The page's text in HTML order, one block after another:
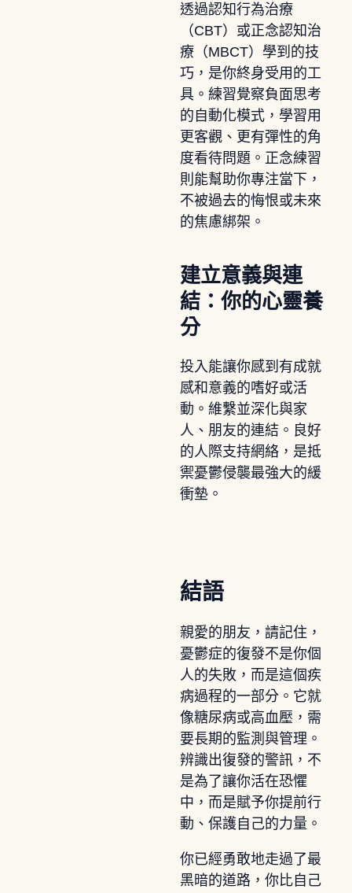
透過認知行為治療
（CBT）或正念認知治
療（MBCT）學到的技
巧，是你終身受用的工
具。練習覺察負面思考
的自動化模式，學習用
更客觀、更有彈性的角
度看待問題。正念練習
則能幫助你專注當下，
不被過去的悔恨或未來
的焦慮綁架。
建立意義與連
結：你的心靈養
分
投入能讓你感到有成就
感和意義的嗜好或活
動。維繫並深化與家
人、朋友的連結。良好
的人際支持網絡，是抵
禦憂鬱侵襲最強大的緩
衝墊。
結語
親愛的朋友，請記住，
憂鬱症的復發不是你個
人的失敗，而是這個疾
病過程的一部分。它就
像糖尿病或高血壓，需
要長期的監測與管理。
辨識出復發的警訊，不
是為了讓你活在恐懼
中，而是賦予你提前行
動、保護自己的力量。
你已經勇敢地走過了最
黑暗的道路，你比自己